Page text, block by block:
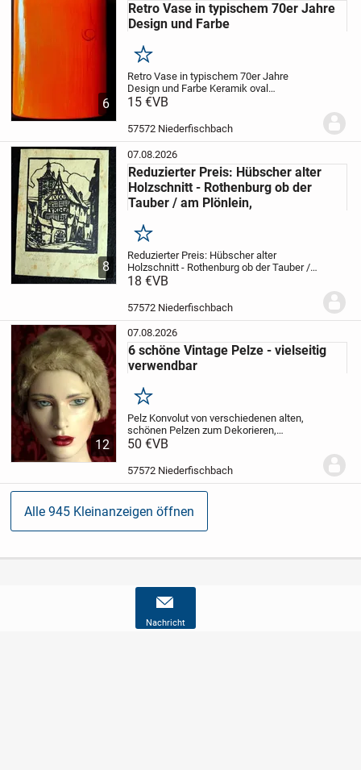
Nachricht
6
Retro Vase in typischem 70er Jahre
Design und Farbe
Merken
Retro Vase in typischem 70er Jahre
Design und Farbe Keramik oval
Privatverkauf
380gungemarktmit dezentem Motiv auf
15 €VB
57572 Niederfischbach
8
07.08.2026
Reduzierter Preis: Hübscher alter
Holzschnitt - Rothenburg ob der
Tauber / am Plönlein,
Merken
Reduzierter Preis: Hübscher alter
Holzschnitt - Rothenburg ob der Tauber /
am Plönlein,
(deutsch, 1892-1965)Undatiert,
vermutlich...
18 €VB
57572 Niederfischbach
12
07.08.2026
6 schöne Vintage Pelze - vielseitig
verwendbar
Merken
Pelz Konvolut von verschiedenen alten,
schönen Pelzen zum Dekorieren,
Kleidung-Aufpeppen, zum Ausbessern,
Pelzarten sind mir nicht bekannt.
Pelzkappen und 2...
50 €VB
57572 Niederfischbach
Alle 945 Kleinanzeigen öffnen